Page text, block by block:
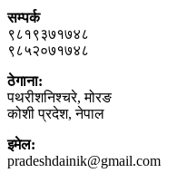
सम्पर्क
९८१९३७१७४८
९८५२०७१७४८
ठेगाना:
पथरीशनिश्‍चरे, मोरङ
कोशी प्रदेश, नेपाल
इमेल:
pradeshdainik@gmail.com